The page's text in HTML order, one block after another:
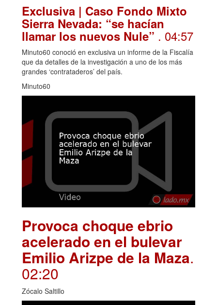
Exclusiva | Caso Fondo Mixto
Sierra Nevada: “se hacían
llamar los nuevos Nule” . 04:57
Minuto60 conoció en exclusiva un informe de la Fiscalía
que da detalles de la investigación a uno de los más
grandes ‘contrataderos’ del país.
Minuto60
Provoca choque ebrio
acelerado en el bulevar
Emilio Arizpe de la Maza.
02:20
Zócalo Saltillo